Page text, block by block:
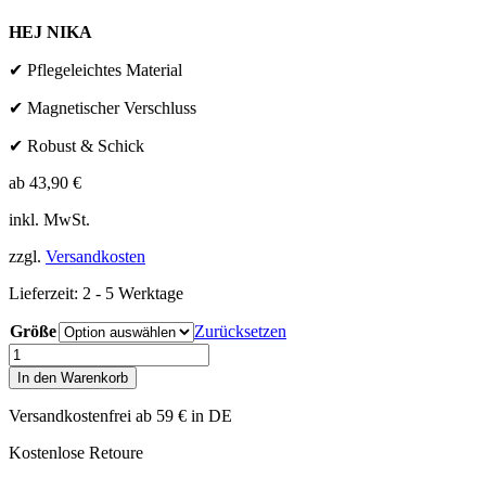
HEJ NIKA
✔ Pflegeleichtes Material
✔ Magnetischer Verschluss
✔ Robust & Schick
ab 43,90 €
inkl. MwSt.
zzgl. Versandkosten
Lieferzeit: 2 - 5 Werktage
Größe
Zurücksetzen
Hej
Nika
-
BioThane®
Mérida
In den Warenkorb
Versandkostenfrei ab 59 € in DE
Kostenlose Retoure